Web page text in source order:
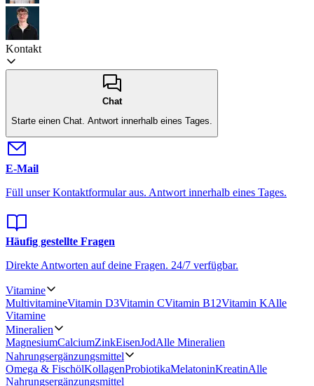
Kontakt
Chat
Starte einen Chat. Antwort innerhalb eines Tages.
E-Mail
Füll unser Kontaktformular aus. Antwort innerhalb eines Tages.
Häufig gestellte Fragen
Direkte Antworten auf deine Fragen. 24/7 verfügbar.
Vitamine
MultivitamineVitamin D3Vitamin CVitamin B12Vitamin KAlle
Vitamine
Mineralien
MagnesiumCalciumZinkEisenJodAlle Mineralien
Nahrungsergänzungsmittel
Omega & FischölKollagenProbiotikaMelatoninKreatinAlle
Nahrungsergänzungsmittel